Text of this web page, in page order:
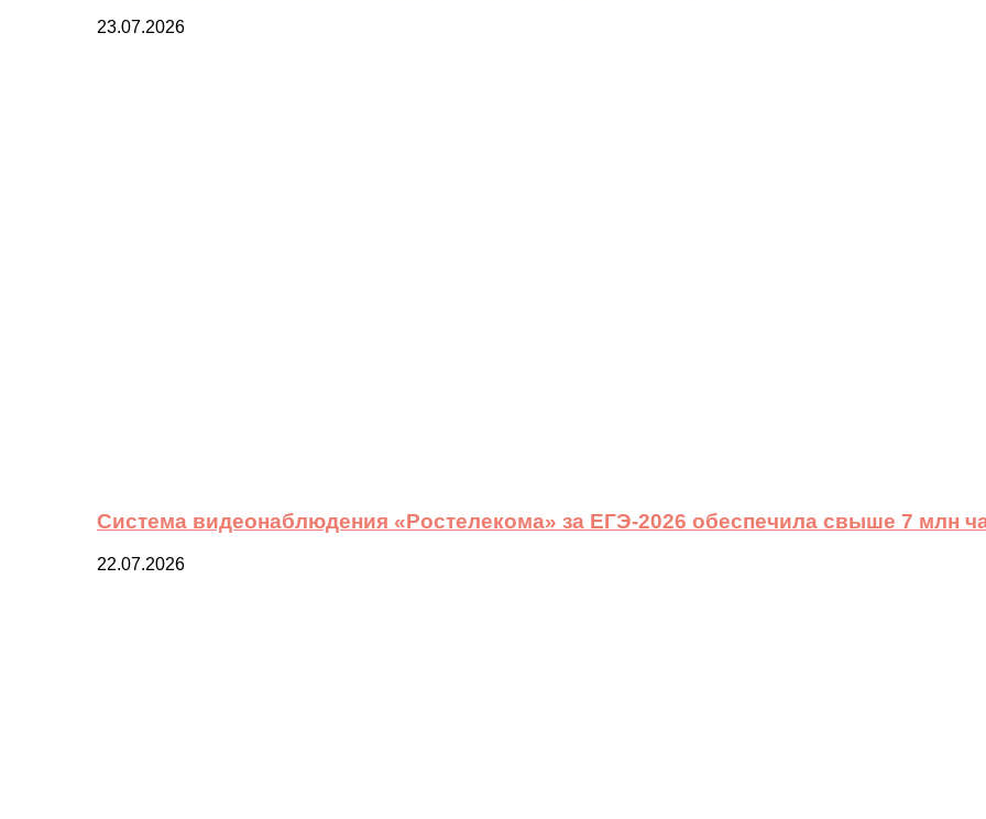
23.07.2026
Система видеонаблюдения «Ростелекома» за ЕГЭ-2026 обеспечила свыше 7 млн
22.07.2026